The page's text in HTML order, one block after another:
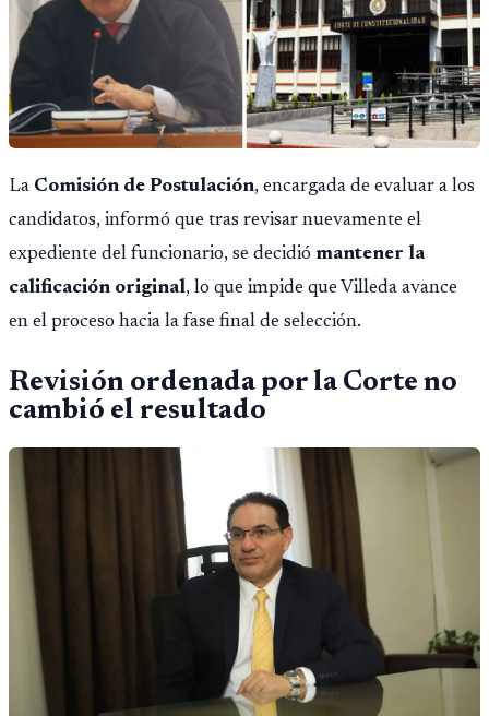
La Comisión de Postulación, encargada de evaluar a los
candidatos, informó que tras revisar nuevamente el
expediente del funcionario, se decidió mantener la
calificación original, lo que impide que Villeda avance
en el proceso hacia la fase final de selección.
Revisión ordenada por la Corte no
cambió el resultado